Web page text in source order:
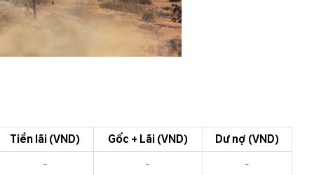
Tiền lãi (VND) Gốc + Lãi (VND)
Dư nợ (VND)
-
- -